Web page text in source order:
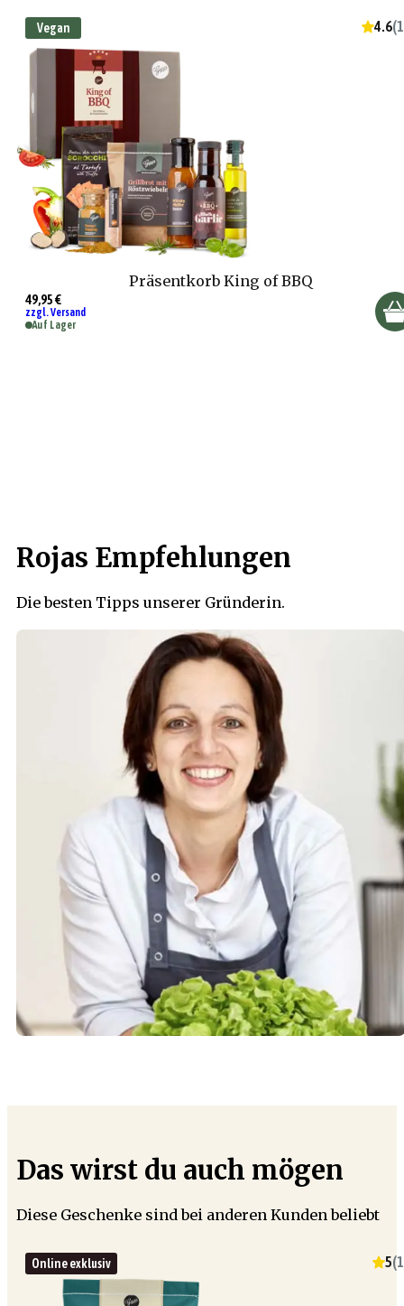
Vegan 4.6(
Präsentkorb King of BBQ
49,95 €
zzgl. Versand
Auf Lager
Rojas Empfehlungen
Die besten Tipps unserer Gründerin.
Das wirst du auch mögen
Diese Geschenke sind bei anderen Kunden beliebt
Online exklusiv 5(